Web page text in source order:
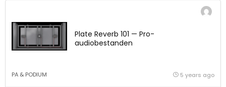
Plate Reverb 101 — Pro-
audiobestanden
PA & PODIUM 5 years ago